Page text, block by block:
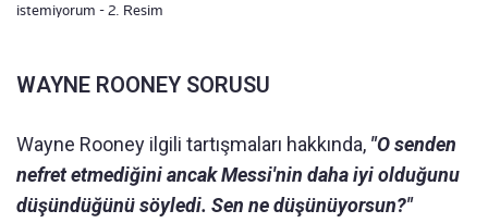
istemiyorum - 2. Resim
WAYNE ROONEY SORUSU
Wayne Rooney ilgili tartışmaları hakkında, "O senden
nefret etmediğini ancak Messi'nin daha iyi olduğunu
düşündüğünü söyledi. Sen ne düşünüyorsun?"